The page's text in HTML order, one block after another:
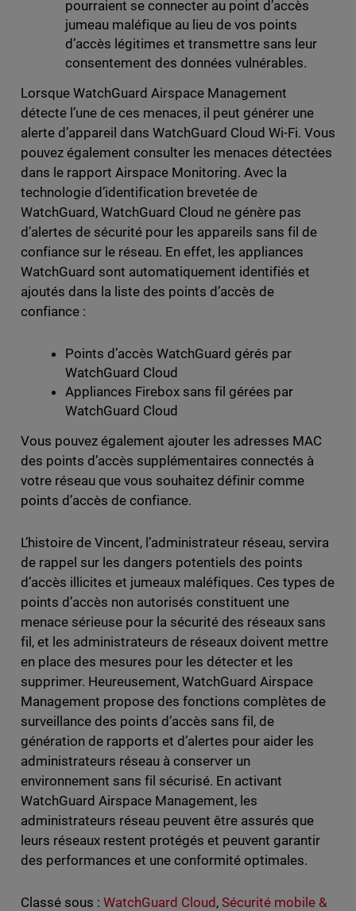
pourraient se connecter au point d’accès
jumeau maléfique au lieu de vos points
d’accès légitimes et transmettre sans leur
consentement des données vulnérables.
Lorsque WatchGuard Airspace Management
détecte l’une de ces menaces, il peut générer une
alerte d’appareil dans WatchGuard Cloud Wi-Fi. Vous
pouvez également consulter les menaces détectées
dans le rapport Airspace Monitoring. Avec la
technologie d’identification brevetée de
WatchGuard, WatchGuard Cloud ne génère pas
d’alertes de sécurité pour les appareils sans fil de
confiance sur le réseau. En effet, les appliances
WatchGuard sont automatiquement identifiés et
ajoutés dans la liste des points d’accès de
confiance :
Points d’accès WatchGuard gérés par
WatchGuard Cloud
Appliances Firebox sans fil gérées par
WatchGuard Cloud
Vous pouvez également ajouter les adresses MAC
des points d’accès supplémentaires connectés à
votre réseau que vous souhaitez définir comme
points d’accès de confiance.
L’histoire de Vincent, l’administrateur réseau, servira
de rappel sur les dangers potentiels des points
d’accès illicites et jumeaux maléfiques. Ces types de
points d’accès non autorisés constituent une
menace sérieuse pour la sécurité des réseaux sans
fil, et les administrateurs de réseaux doivent mettre
en place des mesures pour les détecter et les
supprimer. Heureusement, WatchGuard Airspace
Management propose des fonctions complètes de
surveillance des points d’accès sans fil, de
génération de rapports et d’alertes pour aider les
administrateurs réseau à conserver un
environnement sans fil sécurisé. En activant
WatchGuard Airspace Management, les
administrateurs réseau peuvent être assurés que
leurs réseaux restent protégés et peuvent garantir
des performances et une conformité optimales.
Classé sous : WatchGuard Cloud,Sécurité mobile &